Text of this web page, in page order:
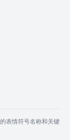
表情符号名称和关键